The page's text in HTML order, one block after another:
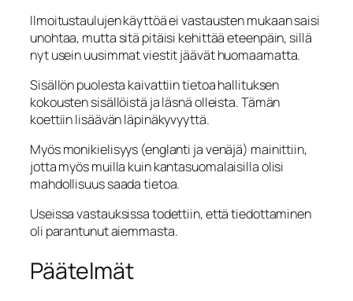
Ilmoitustaulujen käyttöä ei vastausten mukaan saisi
unohtaa, mutta sitä pitäisi kehittää eteenpäin, sillä
nyt usein uusimmat viestit jäävät huomaamatta.
Sisällön puolesta kaivattiin tietoa hallituksen
kokousten sisällöistä ja läsnä olleista. Tämän
koettiin lisäävän läpinäkyvyyttä.
Myös monikielisyys (englanti ja venäjä) mainittiin,
jotta myös muilla kuin kantasuomalaisilla olisi
mahdollisuus saada tietoa.
Useissa vastauksissa todettiin, että tiedottaminen
oli parantunut aiemmasta.
Päätelmät